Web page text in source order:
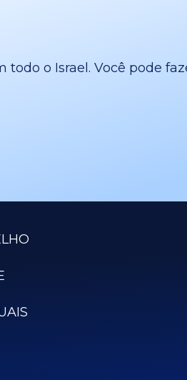
todo o Israel. Você pode